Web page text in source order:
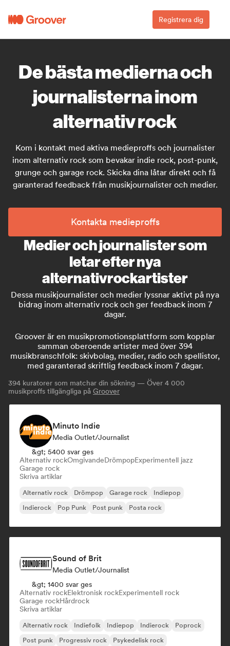
Registrera dig
De bästa medierna och
journalisterna inom
alternativ rock
Kom i kontakt med aktiva medieproffs och journalister
inom alternativ rock som bevakar indie rock, post-punk,
grunge och garage rock. Skicka dina låtar direkt och få
garanterad feedback från musikjournalister och medier.
Kontakta medieproffs
Medier och journalister som
letar efter nya
alternativrockartister
Dessa musikjournalister och medier lyssnar aktivt på nya
bidrag inom alternativ rock och ger feedback inom 7
dagar.
Groover är en musikpromotionsplattform som kopplar
samman oberoende artister med över 394
musikbranschfolk: skivbolag, medier, radio och spellistor,
med garanterad skriftlig feedback inom 7 dagar.
394 kuratorer som matchar din sökning — Över 4 000
musikproffs tillgängliga på Groover
Minuto Indie
Media Outlet/Journalist
&gt; 5400 svar ges
Alternativ rockOmgivandeDrömpopExperimentell jazz
Garage rock
Skriva artiklar
Alternativ rock Drömpop Garage rock
Indiepop
Indierock
Pop Punk Post punk Posta rock
Sound of Brit
Media Outlet/Journalist
&gt; 1400 svar ges
Alternativ rockElektronisk rockExperimentell rock
Garage rockHårdrock
Skriva artiklar
Alternativ rock Indiefolk Indiepop Indierock
Poprock
Post punk
Progressiv rock Psykedelisk rock